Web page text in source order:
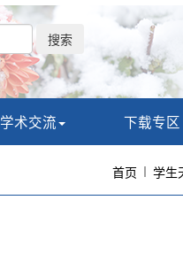
搜索
学术交流 下载专区
首页 学生